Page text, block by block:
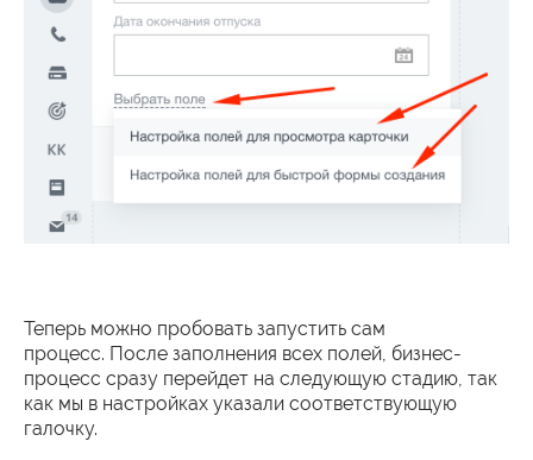
Теперь можно пробовать запустить сам
процесс. После заполнения всех полей, бизнес-
процесс сразу перейдет на следующую стадию, так
как мы в настройках указали соответствующую
галочку.